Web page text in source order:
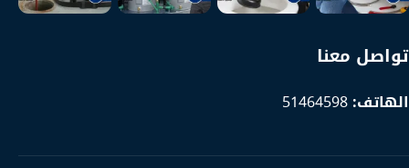
تواصل معنا
الهاتف:51464598